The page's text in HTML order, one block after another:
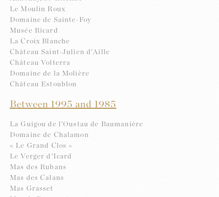
Le Moulin Roux
Domaine de Sainte-Foy
Musée Ricard
La Croix Blanche
Château Saint-Julien d'Aille
Château Volterra
Domaine de la Molière
Château Estoublon
Between 1995 and 1985
La Guigou de l'Oustau de Baumanière
Domaine de Chalamon
« Le Grand Clos »
Le Verger d'Icard
Mas des Rubans
Mas des Calans
Mas Grasset